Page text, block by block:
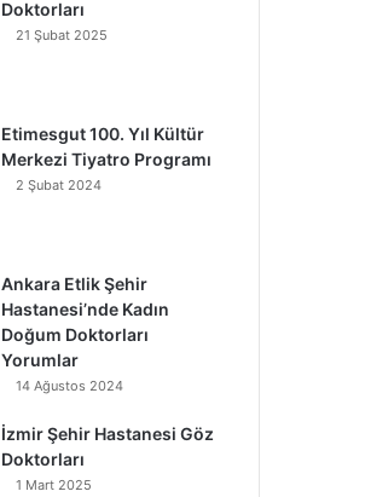
Doktorları
21 Şubat 2025
Etimesgut 100. Yıl Kültür
Merkezi Tiyatro Programı
2 Şubat 2024
Ankara Etlik Şehir
Hastanesi’nde Kadın
Doğum Doktorları
Yorumlar
14 Ağustos 2024
İzmir Şehir Hastanesi Göz
Doktorları
1 Mart 2025